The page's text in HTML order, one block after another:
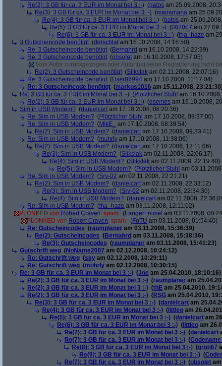
Re(2): 3 GB für ca. 3 EUR im Monat bei 3 :-) (patos am 25.09.2008,
Re(3): 3 GB für ca. 3 EUR im Monat bei 3 :-) (manamana am
Re(4): 3 GB für ca. 3 EUR im Monat bei 3 :-) (patos am
Re(5): 3 GB für ca. 3 EUR im Monat bei 3 :-) (007007 am
Re(6): 3 GB für ca. 3 EUR im Monat bei 3 :-) (tha_haze am
3 Gutscheincode benötigt (derschlafam 16.10.2008, 14:16:50)
Re: 3 Gutscheincode benötigt (Bernahrd am 16.10.2008, 14:22:39)
Re: 3 Gutscheincode benötigt (obsolet am 16.10.2008, 17:57:05)
Vom Autor zurückgezogen oder Autor hat seine Registrierung nicht
Re(2): 3 Gutscheincode benötigt (Slikslak am 02.11.2008, 22:07:16)
Re: 3 Gutscheincode benötigt (User86994 am 17.10.2008, 11:17:04)
Re: 3 Gutscheincode benötigt (markus1016 am 15.11.2008,
Re: 3 GB für ca. 3 EUR im Monat bei 3 :-) (Plötzlicher Stuhl am
Re(2): 3 GB für ca. 3 EUR im Monat bei 3 :-) (esemes am 16.10.2008,
Sim in USB Modem? (danielcart am 17.10.2008, 08:20:36)
Re: Sim in USB Modem? (Plötzlicher Stuhl am 17.10.2008, 08:37:00)
Re: Sim in USB Modem? (MikE_
am 17.10.2008, 08:39:54)
Re(2): Sim in USB Modem? (danielcart am 17.10.2008, 09:33:41)
Re: Sim in USB Modem? (muhrly am 17.10.2008, 11:38:06)
Re(2): Sim in USB Modem? (danielcart am 17.10.2008, 12:11:06)
Re(3): Sim in USB Modem? (Slikslak am 02.11.2008, 22:06:17)
Re(4): Sim in USB Modem? (Slikslak am 02.11.2008, 22:19:40)
Re(5): Sim in USB Modem? (Plötzlicher Stuhl am
Re: Sim in USB Modem? (Srv-02 am 02.11.2008, 22:21:21)
Re(2): Sim in USB Modem? (danielcart am 02.11.2008, 22:33:12)
Re(3): Sim in USB Modem? (Srv-02 am 02.11.2008, 22:34:30)
Re(4): Sim in USB Modem? (danielcart am 02.11.2008,
Re: Sim in USB Modem? (tha_haze am 03.11.2008, 12:11:02)
PLONKED von Robert Craven: spam (LangerLmmel am 03.11.2008,
PLONKED von Robert Craven: spam (FoTU am 03.11.2008, 01:54:40)
Re: Gutscheincodes (raumplaner am 03.11.2008, 15:36:39)
Re(2): Gutscheincodes (Bernahrd am 03.11.2008, 15:38:36)
Re(3): Gutscheincodes (raumplaner am 03.11.2008, 15:41:23)
Gutschrift weg (NoName2007 am 02.12.2008, 10:24:12)
Re: Gutschrift weg (sky am 02.12.2008, 10:29:11)
Re: Gutschrift weg (muhrly am 02.12.2008, 10:30:15)
Re: 3 GB für ca. 3 EUR im Monat bei 3 :-) (Joe am 25.04.2010, 18:10:16)
Re(2): 3 GB für ca. 3 EUR im Monat bei 3 :-) (raumplaner am
Re(2): 3 GB für ca. 3 EUR im Monat bei 3 :-) (thE am 25.04.2010,
Re(2): 3 GB für ca. 3 EUR im Monat bei 3 :-) (RSG am 25.04.2010,
Re(3): 3 GB für ca. 3 EUR im Monat bei 3 :-) (danielcart am
Re(4): 3 GB für ca. 3 EUR im Monat bei 3 :-) ( littleo am
Re(5): 3 GB für ca. 3 EUR im Monat bei 3 :-) (danielcart am
Re(6): 3 GB für ca. 3 EUR im Monat bei 3 :-) ( littleo am
Re(7): 3 GB für ca. 3 EUR im Monat bei 3 :-) (danielcart
Re(7): 3 GB für ca. 3 EUR im Monat bei 3 :-) (Codename
Re(8): 3 GB für ca. 3 EUR im Monat bei 3 :-) (groti67
Re(9): 3 GB für ca. 3 EUR im Monat bei 3 :-) (
Re(7): 3 GB für ca. 3 EUR im Monat bei 3 :-) (obsolet